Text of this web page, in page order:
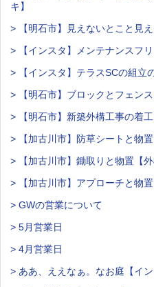
キ】
> 【明石市】見えないとこと見
> 【インスタ】メンテナンスフ
> 【インスタ】テラスSCの組立
> 【明石市】ブロックとフェン
> 【明石市】新築外構工事の着工
> 【加古川市】防草シートと物
> 【加古川市】鋤取りと物置【
> 【加古川市】アプローチと物
> GWの営業について
> 5月営業日
> 4月営業日
> ああ、ええなぁ。なお庭【イン